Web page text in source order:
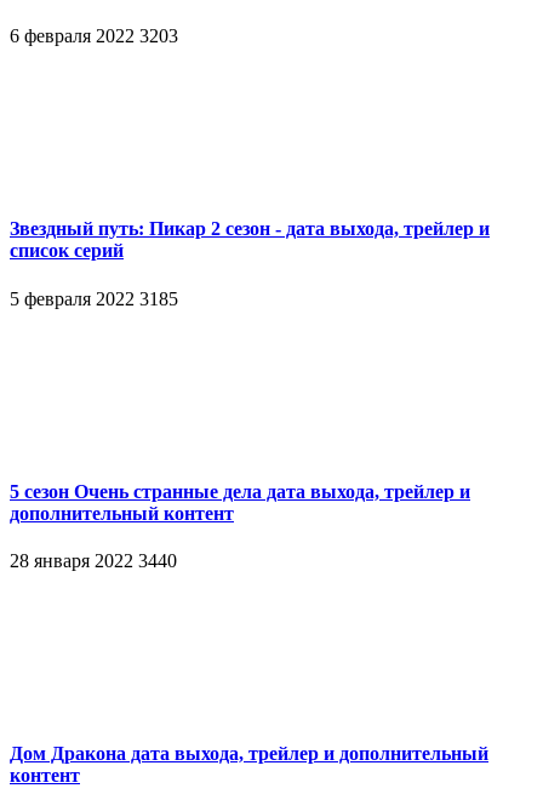
6 февраля 2022 3203
Звездный путь: Пикар 2 сезон - дата выхода, трейлер и
список серий
5 февраля 2022 3185
5 сезон Очень странные дела дата выхода, трейлер и
дополнительный контент
28 января 2022 3440
Дом Дракона дата выхода, трейлер и дополнительный
контент